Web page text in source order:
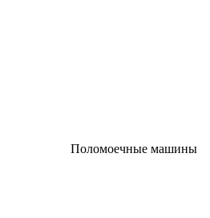
Поломоечные машины